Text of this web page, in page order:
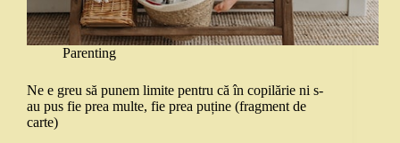
Parenting
Ne e greu să punem limite pentru că în copilărie ni s-
au pus fie prea multe, fie prea puține (fragment de
carte)